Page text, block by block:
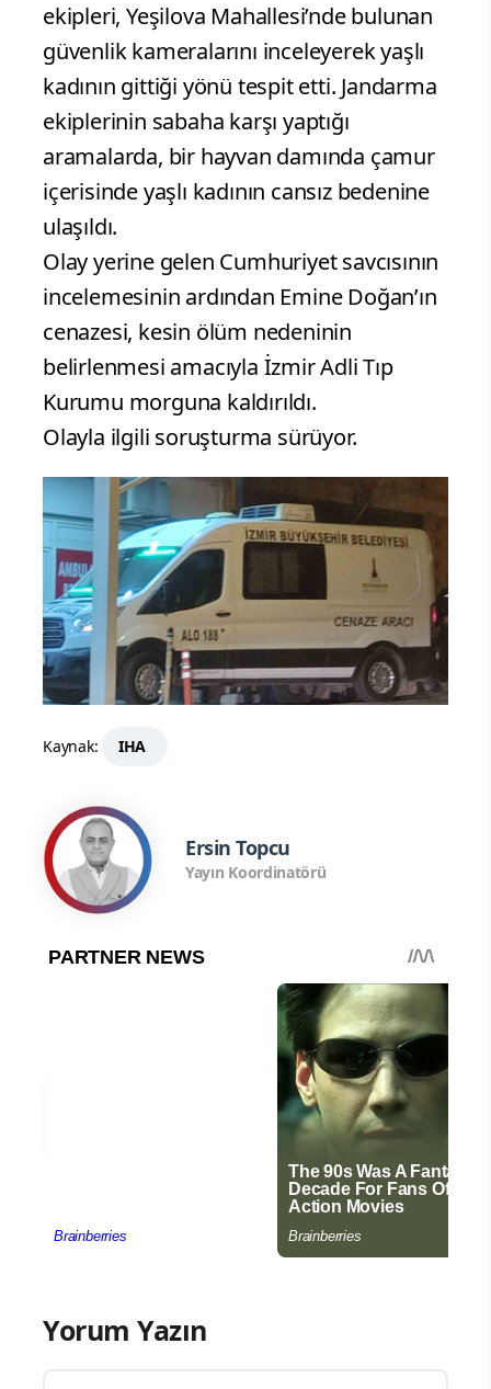
ekipleri, Yeşilova Mahallesi’nde bulunan
güvenlik kameralarını inceleyerek yaşlı
kadının gittiği yönü tespit etti. Jandarma
ekiplerinin sabaha karşı yaptığı
aramalarda, bir hayvan damında çamur
içerisinde yaşlı kadının cansız bedenine
ulaşıldı.
Olay yerine gelen Cumhuriyet savcısının
incelemesinin ardından Emine Doğan’ın
cenazesi, kesin ölüm nedeninin
belirlenmesi amacıyla İzmir Adli Tıp
Kurumu morguna kaldırıldı.
Olayla ilgili soruşturma sürüyor.
Kaynak: IHA
Ersin Topcu
Yayın Koordinatörü
Yorum Yazın